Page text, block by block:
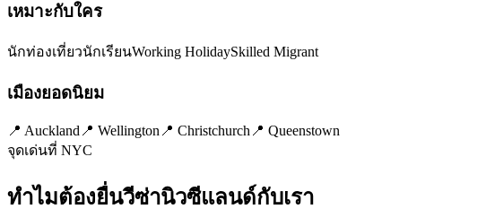
เหมาะกับใคร
นักท่องเที่ยวนักเรียนWorking HolidaySkilled Migrant
เมืองยอดนิยม
📍 Auckland 📍 Wellington 📍 Christchurch 📍 Queenstown
จุดเด่นที่ NYC
ทำไมต้องยื่นวีซ่านิวซีแลนด์กับเรา